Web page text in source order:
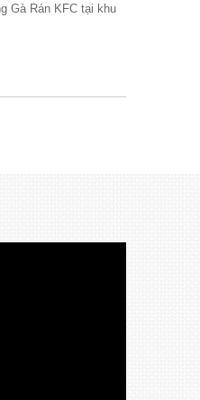
Gà Rán KFC tại khu